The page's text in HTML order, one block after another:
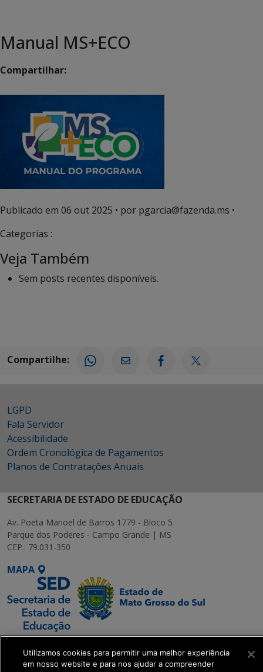
Manual MS+ECO
Compartilhar:
Publicado em 06 out 2025 • por pgarcia@fazenda.ms •
Categorias :
Veja Também
Sem posts recentes disponíveis.
Compartilhe:
LGPD
Fala Servidor
Acessibilidade
Ordem Cronológica de Pagamentos
Planos de Contratações Anuais
SECRETARIA DE ESTADO DE EDUCAÇÃO
Av. Poeta Manoel de Barros 1779 - Bloco 5
Parque dos Poderes - Campo Grande | MS
CEP.: 79.031-350
MAPA
SETDIG | Secretaria-
Executiva de
Utilizamos cookies para permitir uma melhor experiência
em nosso website e para nos ajudar a compreender